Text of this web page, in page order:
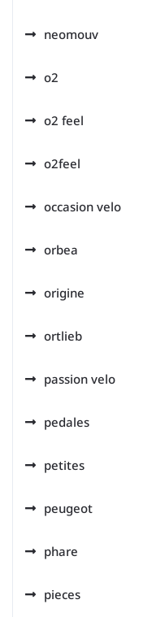
neomouv
o2
o2 feel
o2feel
occasion velo
orbea
origine
ortlieb
passion velo
pedales
petites
peugeot
phare
pieces